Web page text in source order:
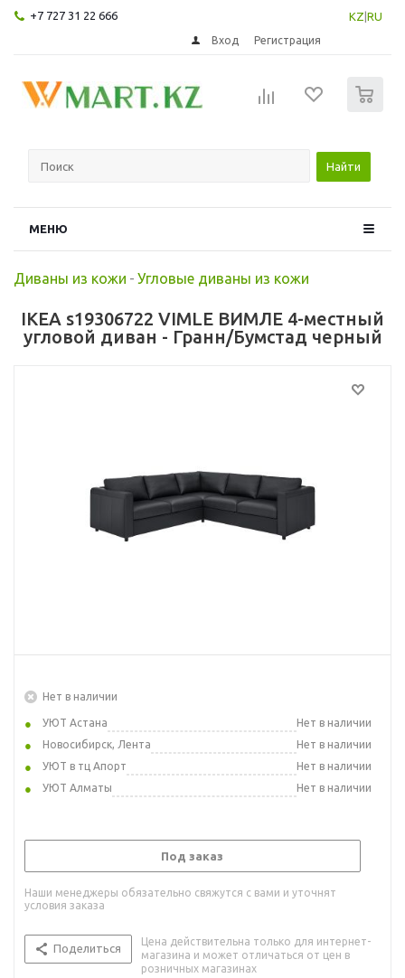
+7 727 31 22 666 KZ RU
Вход Регистрация
Найти
МЕНЮ
Диваны из кожи - Угловые диваны из кожи
IKEA s19306722 VIMLE ВИМЛЕ 4-местный
угловой диван - Гранн/Бумстад черный
Нет в наличии
УЮТ Астана
Нет в наличии
Новосибирск, Лента
Нет в наличии
УЮТ в тц Апорт
Нет в наличии
УЮТ Алматы
Нет в наличии
Под заказ
Наши менеджеры обязательно свяжутся с вами и уточнят
условия заказа
Поделиться
Цена действительна только для интернет-
магазина и может отличаться от цен в
розничных магазинах